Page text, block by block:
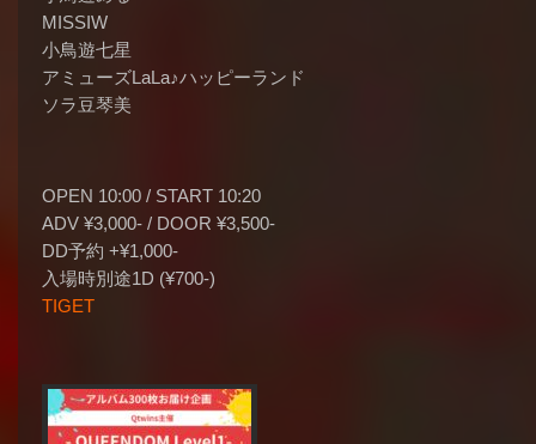
MISSIW
小鳥遊七星
アミューズLaLa♪ハッピーランド
ソラ豆琴美
OPEN 10:00 / START 10:20
ADV ¥3,000- / DOOR ¥3,500-
DD予約 +¥1,000-
入場時別途1D (¥700-)
TIGET